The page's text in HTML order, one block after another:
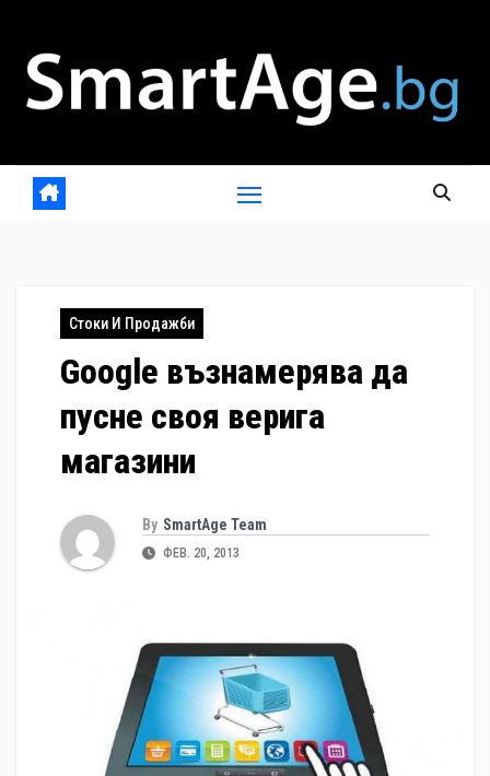
content
Стоки И Продажби
Google възнамерява да
пусне своя верига
магазини
By SmartAge Team
ФЕВ. 20, 2013